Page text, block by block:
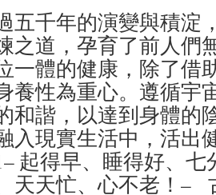
五千年的演變與積淀
之道，孕育了前人們
一體的健康，除了借
養性為重心。遵循宇
和諧，以達到身體的
入現實生活中，活出
起得早、睡得好、
天天忙、心不老！–